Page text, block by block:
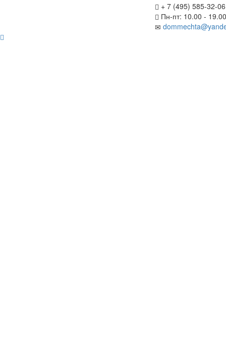
+ 7 (495) 585-32-06
Пн-пт: 10.00 - 19.00